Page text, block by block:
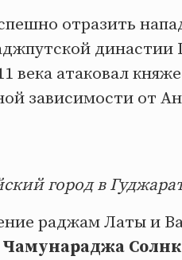
отразить
века атаковал
зависимости от
город в
раджам Латы и
Чамунараджа